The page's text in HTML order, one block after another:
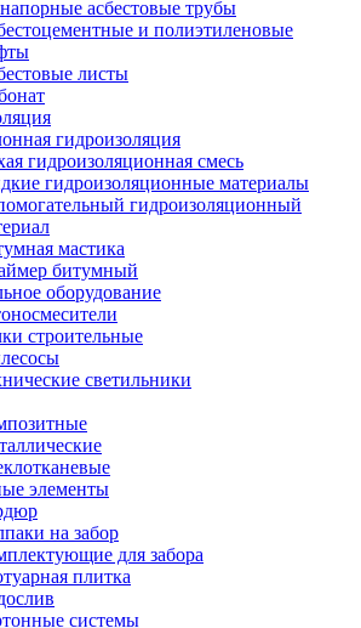
асбестовые трубы
и полиэтиленовые
листы
гидроизоляция
гидроизоляционная смесь
гидроизоляционные материалы
гидроизоляционный
мастика
битумный
оборудование
строительные
светильники
элементы
на забор
для забора
плитка
системы